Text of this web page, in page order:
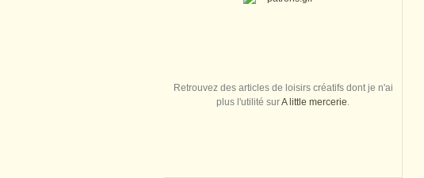
Retrouvez des articles de loisirs créatifs dont je n'ai
plus l'utilité surA little mercerie.